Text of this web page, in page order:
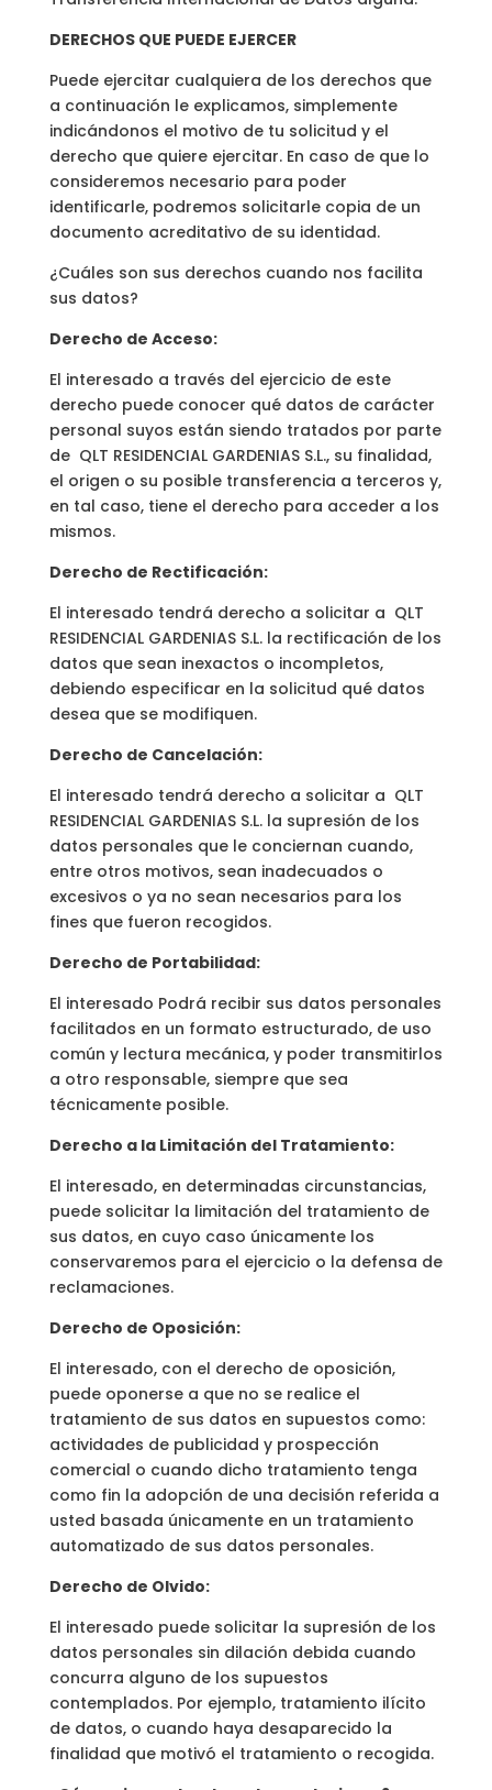
DERECHOS QUE PUEDE EJERCER
Puede ejercitar cualquiera de los derechos que
a continuación le explicamos, simplemente
indicándonos el motivo de tu solicitud y el
derecho que quiere ejercitar. En caso de que lo
consideremos necesario para poder
identificarle, podremos solicitarle copia de un
documento acreditativo de su identidad.
¿Cuáles son sus derechos cuando nos facilita
sus datos?
Derecho de Acceso:
El interesado a través del ejercicio de este
derecho puede conocer qué datos de carácter
personal suyos están siendo tratados por parte
de QLT RESIDENCIAL GARDENIAS S.L., su finalidad,
el origen o su posible transferencia a terceros y,
en tal caso, tiene el derecho para acceder a los
mismos.
Derecho de Rectificación:
El interesado tendrá derecho a solicitar a QLT
RESIDENCIAL GARDENIAS S.L. la rectificación de los
datos que sean inexactos o incompletos,
debiendo especificar en la solicitud qué datos
desea que se modifiquen.
Derecho de Cancelación:
El interesado tendrá derecho a solicitar a QLT
RESIDENCIAL GARDENIAS S.L. la supresión de los
datos personales que le conciernan cuando,
entre otros motivos, sean inadecuados o
excesivos o ya no sean necesarios para los
fines que fueron recogidos.
Derecho de Portabilidad:
El interesado Podrá recibir sus datos personales
facilitados en un formato estructurado, de uso
común y lectura mecánica, y poder transmitirlos
a otro responsable, siempre que sea
técnicamente posible.
Derecho a la Limitación del Tratamiento:
El interesado, en determinadas circunstancias,
puede solicitar la limitación del tratamiento de
sus datos, en cuyo caso únicamente los
conservaremos para el ejercicio o la defensa de
reclamaciones.
Derecho de Oposición:
El interesado, con el derecho de oposición,
puede oponerse a que no se realice el
tratamiento de sus datos en supuestos como:
actividades de publicidad y prospección
comercial o cuando dicho tratamiento tenga
como fin la adopción de una decisión referida a
usted basada únicamente en un tratamiento
automatizado de sus datos personales.
Derecho de Olvido:
El interesado puede solicitar la supresión de los
datos personales sin dilación debida cuando
concurra alguno de los supuestos
contemplados. Por ejemplo, tratamiento ilícito
de datos, o cuando haya desaparecido la
finalidad que motivó el tratamiento o recogida.